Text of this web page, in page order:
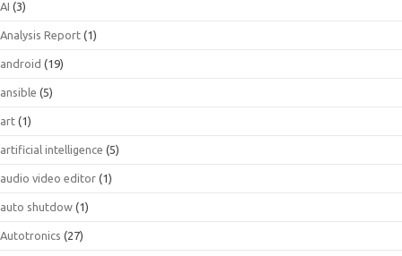
AI (3)
Analysis Report (1)
android (19)
ansible (5)
art (1)
artificial intelligence (5)
audio video editor (1)
auto shutdow (1)
Autotronics (27)